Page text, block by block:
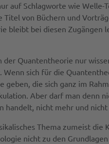
auf Schlagworte wie Welle-
von Büchern und
bleibt bei diesen Zugängen
Quantentheorie nur
sich für die
die sich ganz im
Aber darf man denn
handelt, nicht mehr und
Thema zumeist die
nicht zu den